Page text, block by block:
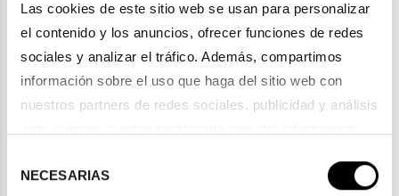
Las cookies de este sitio web se usan para personalizar
el contenido y los anuncios, ofrecer funciones de redes
sociales y analizar el tráfico. Además, compartimos
información sobre el uso que haga del sitio web con
nuestros partners de redes sociales, publicidad y análisis
partir del uso que haya hecho de sus servicios. Consulta
NECESARIAS
Cómo saber cuándo llegará
tu pedido de lentillas
Seguimiento de envío paso a paso
seguimiento
del estado de tu envío
, lo que te permite saber en qué fase